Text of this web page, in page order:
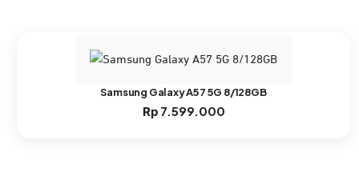
Samsung Galaxy A57 5G 8/128GB
Rp7.599.000